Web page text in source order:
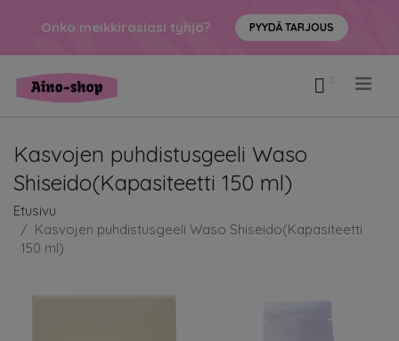
Onko meikkirasiasi tyhjä? PYYDÄ TARJOUS
Kasvojen puhdistusgeeli Waso
Shiseido(Kapasiteetti 150 ml)
Etusivu
Kasvojen puhdistusgeeli Waso Shiseido(Kapasiteetti
150 ml)